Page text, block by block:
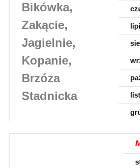
Bikówka,
Zakącie,
Jagielnie,
Kopanie,
Brzóza
Stadnicka